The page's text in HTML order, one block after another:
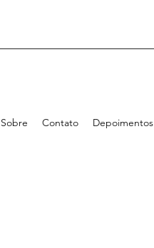
Sobre Contato Depoimentos